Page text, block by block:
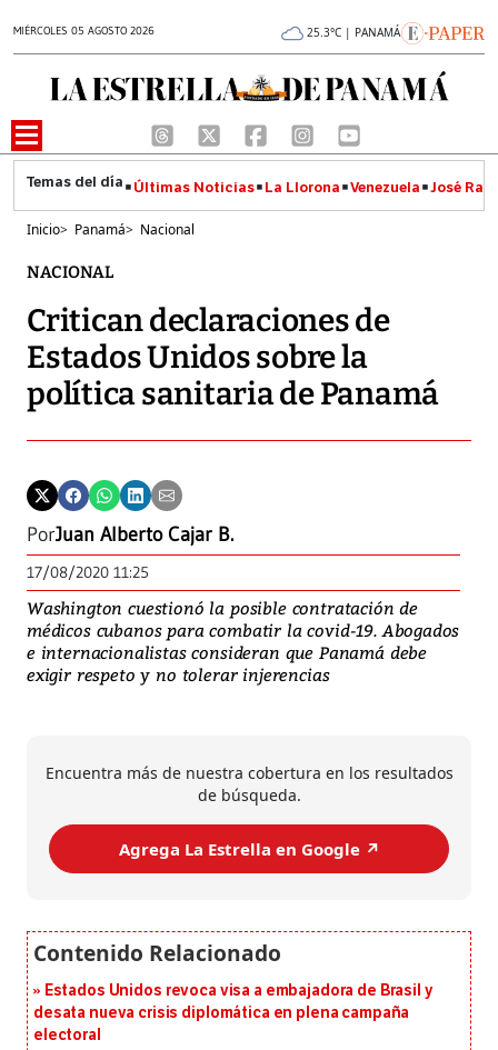
MIÉRCOLES 05 AGOSTO 2026 25.3°C | PANAMÁ
Últimas Noticias La Llorona Venezuela José
Inicio> Panamá> Nacional
NACIONAL
Critican declaraciones de
Estados Unidos sobre la
política sanitaria de Panamá
PorJuan Alberto Cajar B.
17/08/2020 11:25
Washington cuestionó la posible contratación de
médicos cubanos para combatir la covid-19. Abogados
e internacionalistas consideran que Panamá debe
exigir respeto y no tolerar injerencias
Encuentra más de nuestra cobertura en los resultados
de búsqueda.
Agrega La Estrella en Google ↗️
Estados Unidos revoca visa a embajadora de Brasil y
desata nueva crisis diplomática en plena campaña
electoral